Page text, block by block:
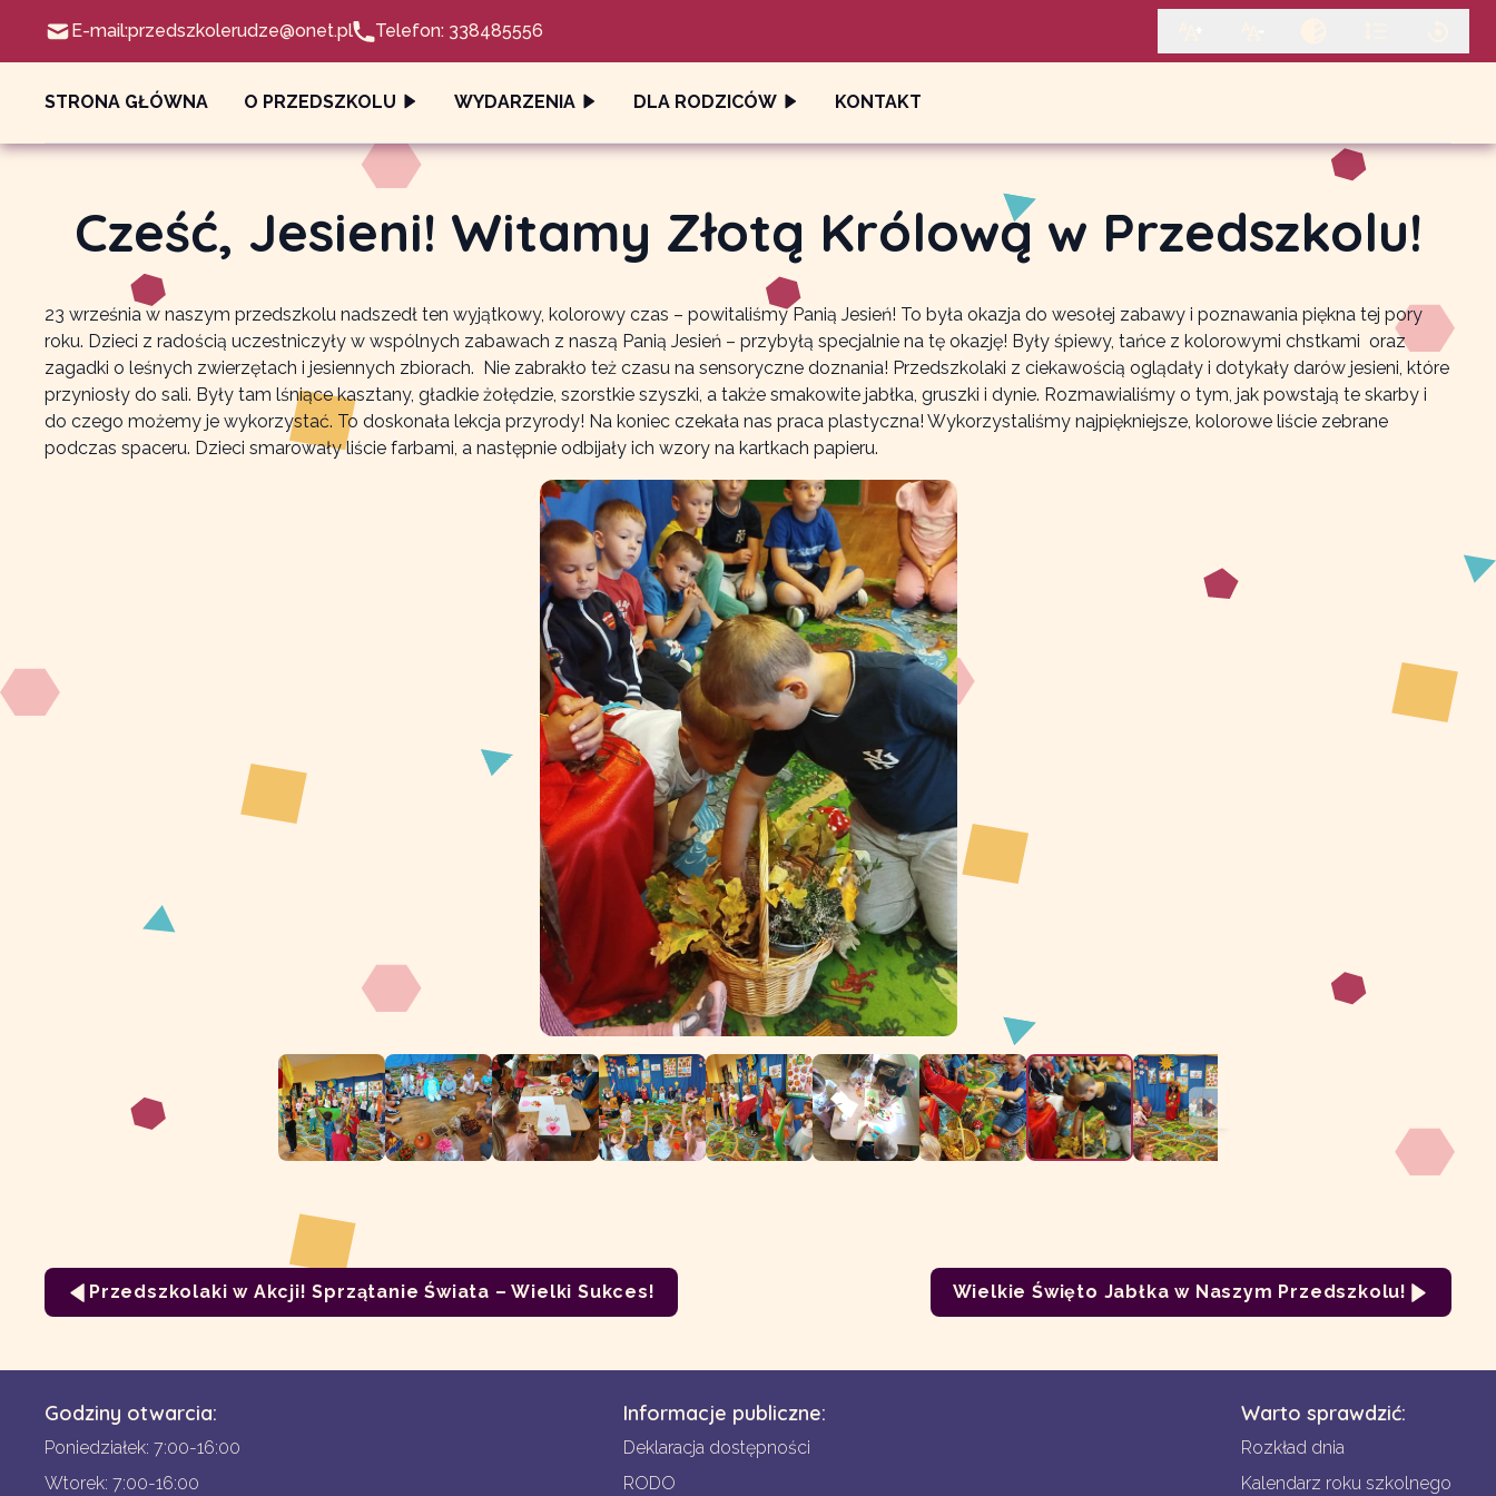
E-mail:przedszkolerudze@onet.pl Telefon: 338485556
STRONA GŁÓWNA O PRZEDSZKOLU WYDARZENIA DLA RODZICÓW KONTAKT
Cześć, Jesieni! Witamy Złotą Królową w Przedszkolu!
23 września w naszym przedszkolu nadszedł ten wyjątkowy, kolorowy czas – powitaliśmy Panią Jesień! To była okazja do wesołej zabawy i poznawania piękna tej pory
roku. Dzieci z radością uczestniczyły w wspólnych zabawach z naszą Panią Jesień – przybyłą specjalnie na tę okazję! Były śpiewy, tańce z kolorowymi chstkami oraz
zagadki o leśnych zwierzętach i jesiennych zbiorach. Nie zabrakło też czasu na sensoryczne doznania! Przedszkolaki z ciekawością oglądały i dotykały darów jesieni, które
przyniosły do sali. Były tam lśniące kasztany, gładkie żołędzie, szorstkie szyszki, a także smakowite jabłka, gruszki i dynie. Rozmawialiśmy o tym, jak powstają te skarby i
do czego możemy je wykorzystać. To doskonała lekcja przyrody! Na koniec czekała nas praca plastyczna! Wykorzystaliśmy najpiękniejsze, kolorowe liście zebrane
podczas spaceru. Dzieci smarowały liście farbami, a następnie odbijały ich wzory na kartkach papieru.
Przedszkolaki w Akcji! Sprzątanie Świata – Wielki Sukces! Wielkie Święto Jabłka w Naszym Przedszkolu!
Godziny otwarcia:
Poniedziałek: 7:00-16:00
Wtorek: 7:00-16:00
Informacje publiczne:
Deklaracja dostępności
RODO
Warto sprawdzić:
Rozkład dnia
Kalendarz roku szkolnego